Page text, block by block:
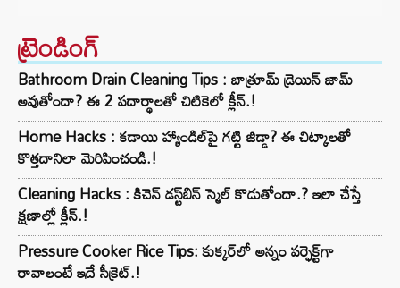
ట్రెండింగ్‌
Bathroom Drain Cleaning Tips : బాత్రూమ్ డ్రెయిన్ జామ్
అవుతోందా? ఈ 2 పదార్థాలతో చిటికెలో క్లీన్.!
Home Hacks : కడాయి హ్యాండిల్‌పై గట్టి జిడ్డా? ఈ చిట్కాలతో
కొత్తదానిలా మెరిపించండి.!
Cleaning Hacks : కిచెన్ డస్ట్‌బిన్ స్మెల్ కొడుతోందా.? ఇలా చేస్తే
క్షణాల్లో క్లీన్.!
Pressure Cooker Rice Tips: కుక్కర్‌లో అన్నం పర్ఫెక్ట్‌గా
రావాలంటే ఇదే సీక్రెట్.!